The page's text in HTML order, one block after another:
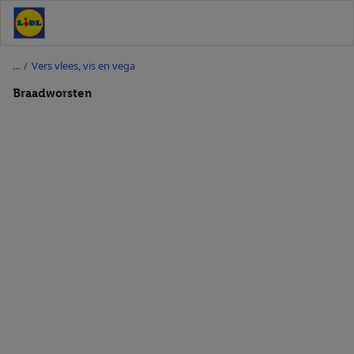
/ Vers vlees, vis en vega
Braadworsten